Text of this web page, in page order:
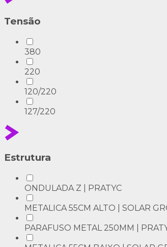
Tensão
380
220
120/220
127/220
Estrutura
ONDULADA Z | PRATYC
METALICA 55CM ALTO | SOLAR
PARAFUSO METAL 250MM |